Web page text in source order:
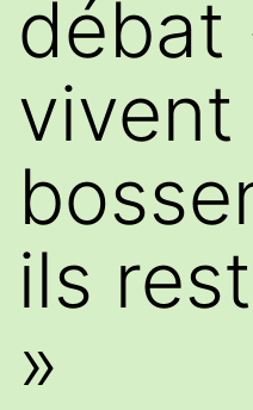
débat
vivent
ils
»